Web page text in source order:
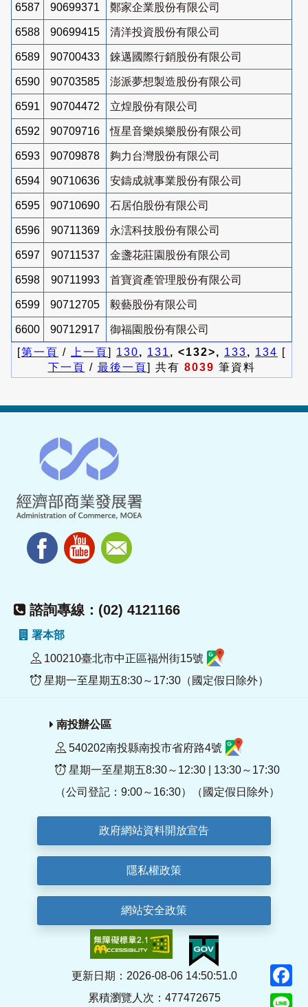
6587 90699371 鄭家企業股份有限公司
6588 90699415 清洋投資股份有限公司
6589 90700433 錸邁國際行銷股份有限公司
6590 90703585 澎派夢想製造股份有限公司
6591 90704472 立煌股份有限公司
6592 90709716 恆星音樂娛樂股份有限公司
6593 90709878 夠力台灣股份有限公司
6594 90710636 安鑄成就事業股份有限公司
6595 90710690 石居伯股份有限公司
6596 90711369 永澐科技股份有限公司
6597 90711537 金盞花莊園股份有限公司
6598 90711993 首寶資產管理股份有限公司
6599 90712705 毅藝股份有限公司
6600 90712917
御福園股份有限公司
[第一頁 / 上一頁] 130, 131 , <132>, 133, 134 [
下一頁 / 最後一頁] 共有 8039 筆資料
諮詢專線：(02) 4121166
署本部
100210臺北市中正區福州街15號
星期一至星期五8:30～17:30（國定假日除外）
南投辦公區
540202南投縣南投市省府路4號
星期一至星期五8:30～12:30 | 13:30～17:30
（公司登記：9:00～16:30）（國定假日除外）
政府網站資料開放宣告
隱私權政策
網站安全政策
更新日期：2026-08-06 14:50:51.0
累積瀏覽人次：477472675